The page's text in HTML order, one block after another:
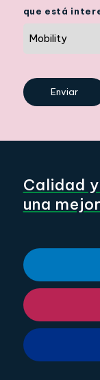
que está
Calidad
una